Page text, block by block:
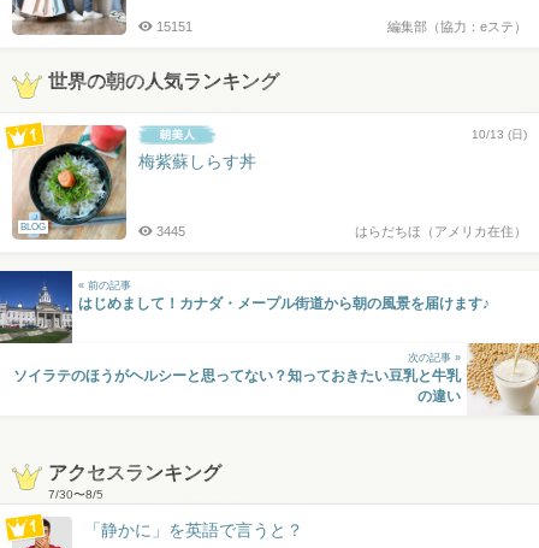
編集部（協力：eステ）
15151
世界の朝の人気ランキング
BLOG
10/13 (日)
梅紫蘇しらす丼
はらだちほ（アメリカ在住）
3445
« 前の記事
はじめまして！カナダ・メープル街道から朝の風景を届けます♪
次の記事 »
ソイラテのほうがヘルシーと思ってない？知っておきたい豆乳と牛乳
の違い
アクセスランキング
7/30〜8/5
「静かに」を英語で言うと？